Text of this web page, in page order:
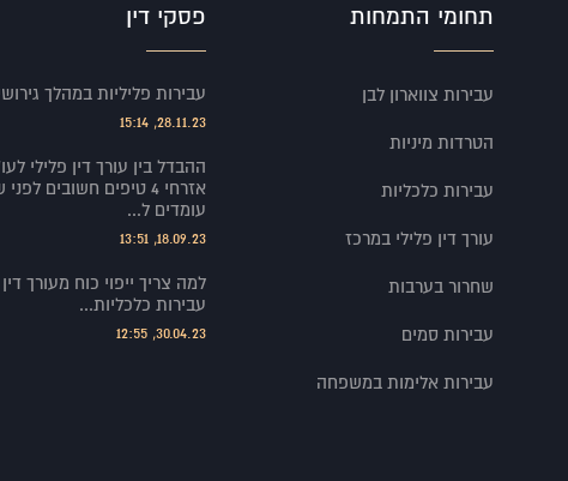
תחומי התמחות
עבירות צווארון לבן
הטרדות מיניות
עבירות כלכליות
עורך דין פלילי במרכז
שחרור בערבות
עבירות סמים
עבירות אלימות במשפחה
פסקי דין
עבירות פליליות במהלך
28.11.23, 15:14
ההבדל בין עורך דין פלילי
אזרחי 4 טיפים חשובים
עומדים ל...
18.09.23, 13:51
למה צריך ייפוי כוח מעורך דין
עבירות כלכליות...
30.04.23, 12:55